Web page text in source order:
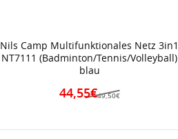
Nils Camp Multifunktionales Netz 3in1
NT7111 (Badminton/Tennis/Volleyball)
blau
49,50€
44,55€